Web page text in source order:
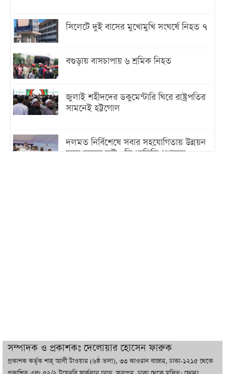
সিলেটে দুই বাসের মুখোমুখি সংঘর্ষে নিহত ৭
বগুড়ায় বাসচাপায় ৬ শ্রমিক নিহত
জুলাই শহীদদের ডকুমেন্টারি ঘিরে রাষ্ট্রপতির
সামনেই হট্টগোল
দলমত নির্বিশেষে সবার সহযোগিতায় উন্নয়ন
কাজ করতে চাই : ডিএনসিসি প্রশাসক
বাজারে কাঁচা মরিচে ‘আগুন’, ‘এত দাম তো
সম্পাদক ও প্রকাশকঃ দেলোয়ার হোসেন ফারুক
প্রকাশক কর্তৃক শাহ্ আলী টাওয়ার (৬ষ্ঠ তলা), ৩৩ কাওরান বাজার, ঢাকা-১২১৫ থেকে